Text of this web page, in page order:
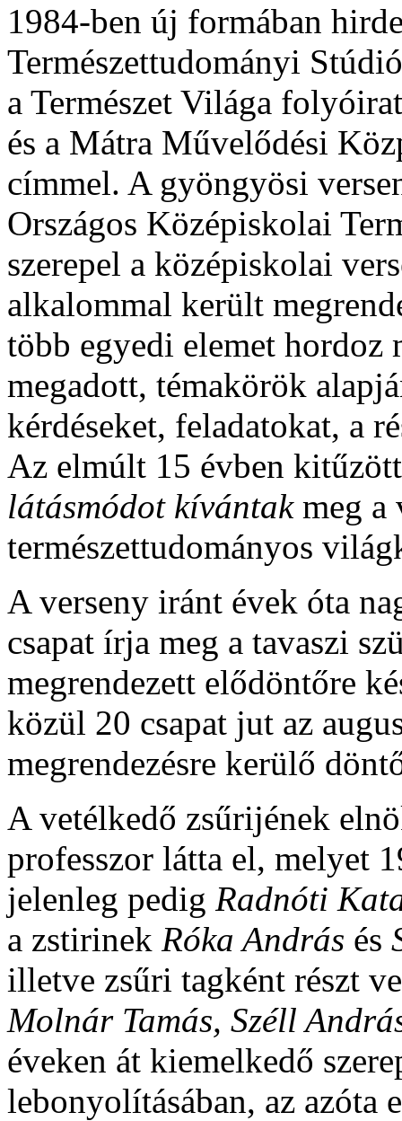
1984-ben új formában
Természettudományi
a Természet Világa
és a Mátra Művelődési
címmel. A gyöngyösi
Országos Középiskolai
szerepel a középiskolai
alkalommal került
több egyedi elemet hordoz
megadott, témakörök
kérdéseket, feladatokat, a
Az elmúlt 15 évben
látásmódot kívántak meg a
természettudományos
A verseny iránt évek óta
csapat írja meg a tavaszi
megrendezett elődöntőre
közül 20 csapat jut az
megrendezésre kerülő
A vetélkedő zsűrijének
professzor látta el, melyet
jelenleg pedig Radnóti
a zstirinek Róka András és
illetve zsűri tagként részt
Molnár Tamás, Széll
éveken át kiemelkedő
lebonyolításában, az azóta